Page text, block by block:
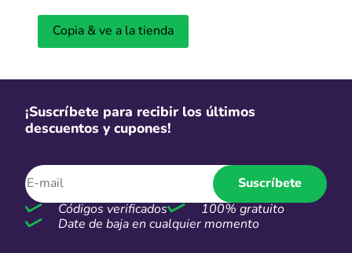
Gratis
Envío e instalación gratis Electrolux
Más cupones de Electrolux
Copia & ve a la tienda
¡Suscríbete para recibir los últimos
descuentos y cupones!
Suscríbete
Códigos verificados
100% gratuito
Date de baja en cualquier momento